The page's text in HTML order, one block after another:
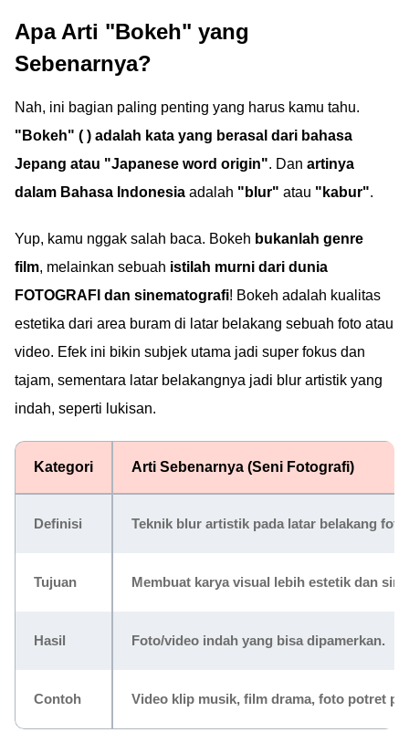
Apa Arti "Bokeh" yang
Sebenarnya?
Nah, ini bagian paling penting yang harus kamu tahu.
"Bokeh" ( ) adalah kata yang berasal dari bahasa
Jepang atau "Japanese word origin". Dan artinya
dalam Bahasa Indonesia adalah "blur" atau "kabur".
Yup, kamu nggak salah baca. Bokeh bukanlah genre
film, melainkan sebuah istilah murni dari dunia
FOTOGRAFI dan sinematografi! Bokeh adalah kualitas
estetika dari area buram di latar belakang sebuah foto atau
video. Efek ini bikin subjek utama jadi super fokus dan
tajam, sementara latar belakangnya jadi blur artistik yang
indah, seperti lukisan.
Kategori Arti Sebenarnya (Seni Fotografi)
Definisi Teknik blur artistik pada latar belakang
Tujuan Membuat karya visual lebih estetik dan
Hasil Foto/video indah yang bisa dipamerkan.
Contoh Video klip musik, film drama, foto potret